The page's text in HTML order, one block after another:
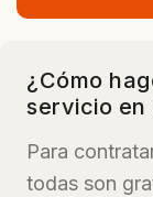
¿Cómo
servicio en
Para
todas son